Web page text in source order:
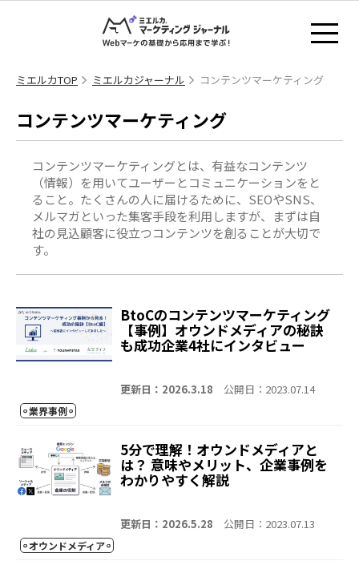
ミエルカTOP ミエルカジャーナル コンテンツマーケティング
コンテンツマーケティング
コンテンツマーケティングとは、有益なコンテンツ
（情報）を用いてユーザーとコミュニケーションをと
ること。たくさんの人に届けるために、SEOやSNS、
メルマガといった集客手段を利用しますが、まずは自
社の見込顧客に役立つコンテンツを創ることが大切で
す。
BtoCのコンテンツマーケティング
【事例】オウンドメディアの秘訣
も成功企業4社にインタビュー
更新日：2026.3.18 公開日：2023.07.14
業界事例
5分で理解！オウンドメディアと
は？ 意味やメリット、企業事例を
わかりやすく解説
更新日：2026.5.28 公開日：2023.07.13
オウンドメディア